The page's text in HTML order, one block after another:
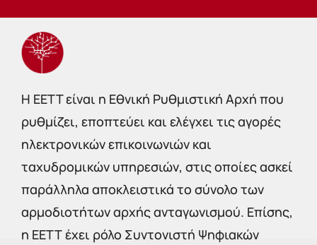
Η EETT είναι η Εθνική Ρυθμιστική Αρχή που
ρυθμίζει, εποπτεύει και ελέγχει τις αγορές
ηλεκτρονικών επικοινωνιών και
ταχυδρομικών υπηρεσιών, στις οποίες ασκεί
παράλληλα αποκλειστικά το σύνολο των
αρμοδιοτήτων αρχής ανταγωνισμού. Επίσης,
η ΕΕΤΤ έχει ρόλο Συντονιστή Ψηφιακών